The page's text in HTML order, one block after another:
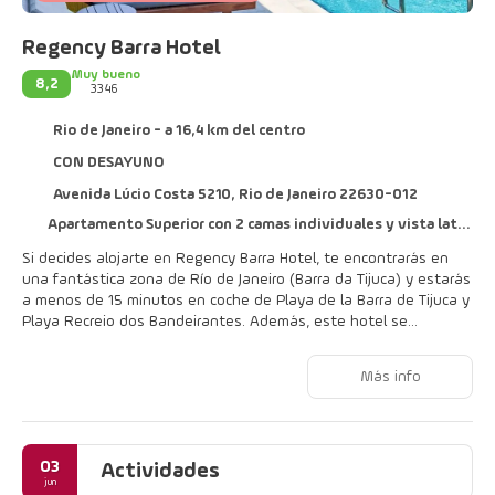
Regency Barra Hotel
8,2
Muy bueno
3346
Rio de Janeiro - a 16,4 km del centro
CON DESAYUNO
Avenida Lúcio Costa 5210, Rio de Janeiro 22630-012
Apartamento Superior con 2 camas individuales y vista lateral al mar
Si decides alojarte en Regency Barra Hotel, te encontrarás en
una fantástica zona de Río de Janeiro (Barra da Tijuca) y estarás
a menos de 15 minutos en coche de Playa de la Barra de Tijuca y
Playa Recreio dos Bandeirantes. Además, este hotel se
muchas otras prestaciones, aquí tendrás todo lo que necesitas.
Te sentirás como en tu propia casa en cualquiera de las 234
habitaciones con minibar y Smart TV. La conexión wifi gratis te
Más info
03
jun Actividades